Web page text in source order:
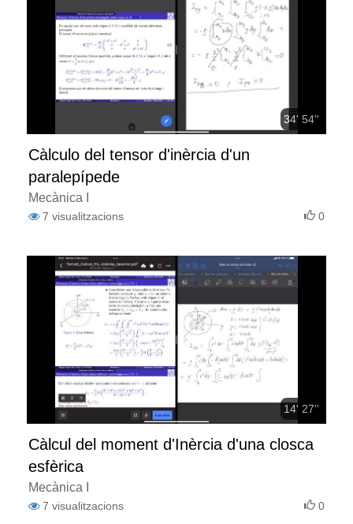
34' 54''
Càlculo del tensor d'inèrcia d'un
paralepípede
Mecànica I
7 visualitzacions 0
14' 27''
Càlcul del moment d'Inèrcia d'una closca
esfèrica
Mecànica I
7 visualitzacions 0